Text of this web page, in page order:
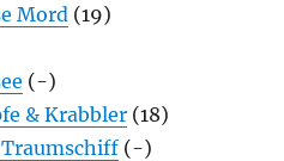
Mord (19)
(-)
& Krabbler (18)
(-)